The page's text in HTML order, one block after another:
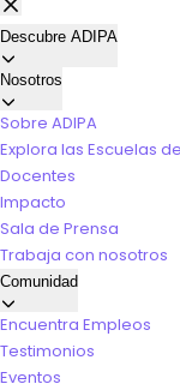
Descubre ADIPA
Nosotros
Sobre ADIPA
Explora las Escuelas
Docentes
Impacto
Sala de Prensa
Trabaja con nosotros
Comunidad
Encuentra Empleos
Testimonios
Eventos